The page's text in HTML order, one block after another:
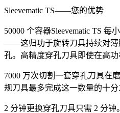
Sleevematic TS——您的优势
50000 个容器Sleevematic TS 每
——这归功于旋转刀具持续对薄
孔。高精度穿孔刀具即使在高功
7000 万次切割一套穿孔刀具在
规刀具最多完成这一数量的十分
2 分钟更换穿孔刀具只需 2 分钟。